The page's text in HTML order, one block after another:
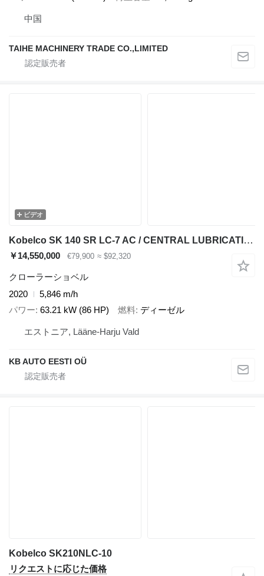
中国
TAIHE MACHINERY TRADE CO.,LIMITED
ビデオ
Kobelco SK 140 SR LC-7 AC / CENTRAL LUBRICATION / STEELWRIST ROTO
￥14,550,000 €79,900 ≈ $92,320
クローラーショベル
2020
5,846 m/h
パワー 63.21 kW (86 HP) 燃料 ディーゼル
エストニア, Lääne-Harju Vald
KB AUTO EESTI OÜ
Kobelco SK210NLC-10
リクエストに応じた価格